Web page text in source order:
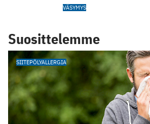
VÄSYMYS
Suosittelemme
SIITEPÖLYALLERGIA